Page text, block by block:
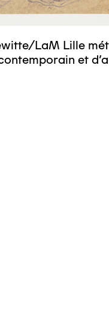
LaM Lille
et